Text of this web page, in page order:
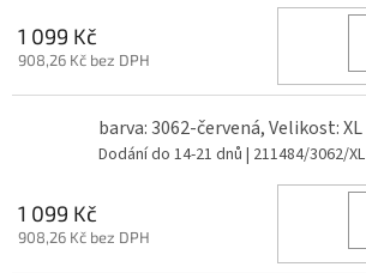
1 099 Kč
908,26 Kč bez DPH
barva: 3062-červená, Velikost: XL
Dodání do 14-21 dnů | 211484/3062/XL
1 099 Kč
908,26 Kč bez DPH